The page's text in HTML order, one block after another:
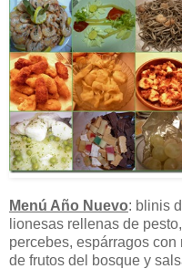
Menú Año Nuevo: blinis
lionesas rellenas de
percebes, espárragos
de frutos del bosque y